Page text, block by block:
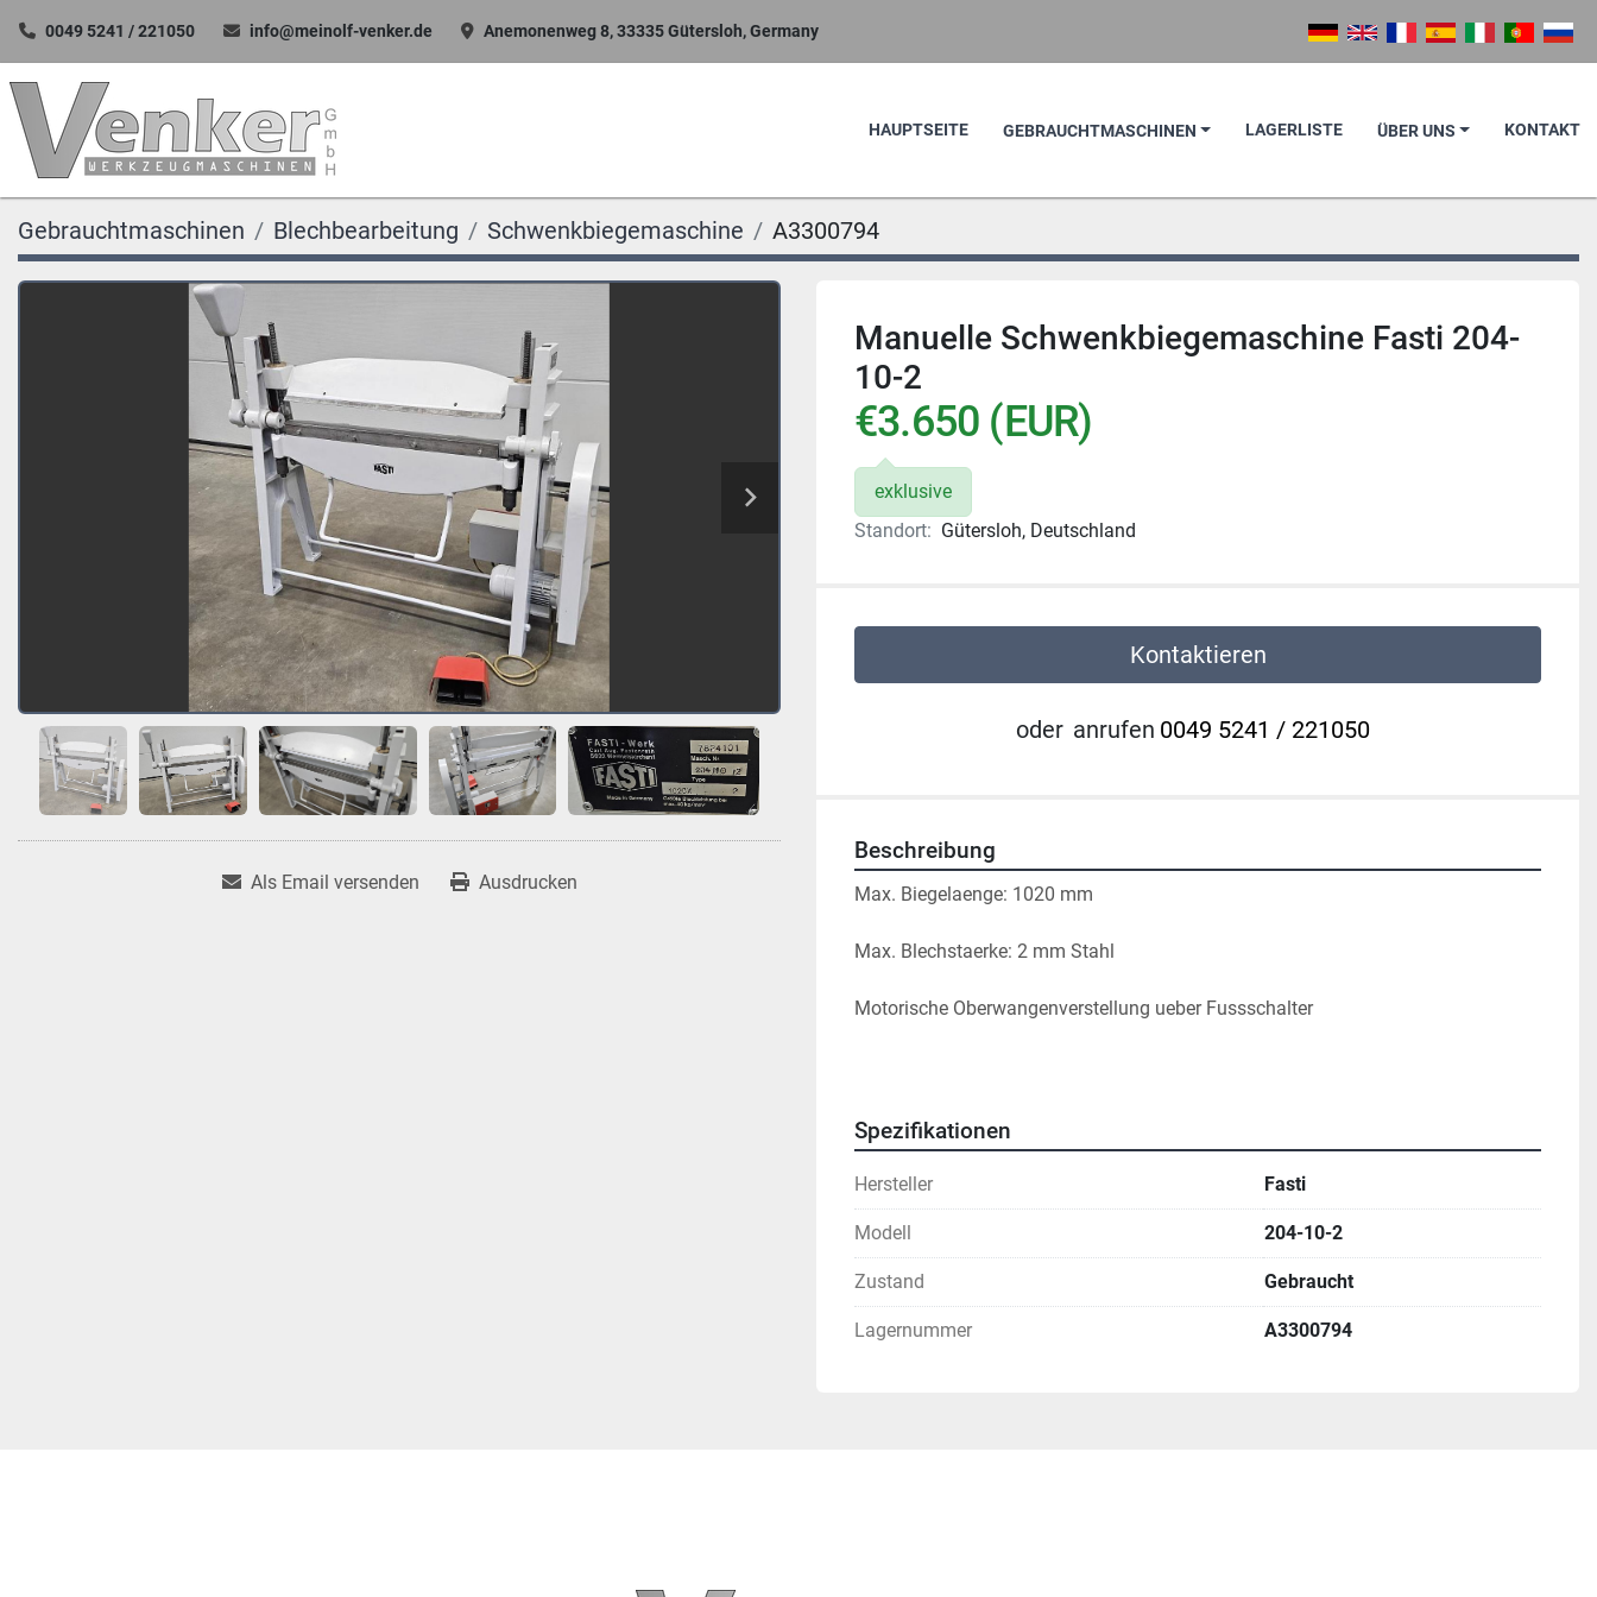
0049 5241 / 221050 info@meinolf-venker.de Anemonenweg 8, 33335 Gütersloh, Germany
HAUPTSEITE GEBRAUCHTMASCHINEN LAGERLISTE ÜBER UNS KONTAKT
Gebrauchtmaschinen Blechbearbeitung Schwenkbiegemaschine A3300794
Als Email versenden Ausdrucken
Manuelle Schwenkbiegemaschine Fasti 204-
10-2
€3.650 (EUR)
exklusive
Standort: Gütersloh, Deutschland
Kontaktieren
oder anrufen 0049 5241 / 221050
Beschreibung
Max. Biegelaenge: 1020 mm
Max. Blechstaerke: 2 mm Stahl
Motorische Oberwangenverstellung ueber Fussschalter
Spezifikationen
Hersteller Fasti
Modell 204-10-2
Zustand Gebraucht
Lagernummer A3300794